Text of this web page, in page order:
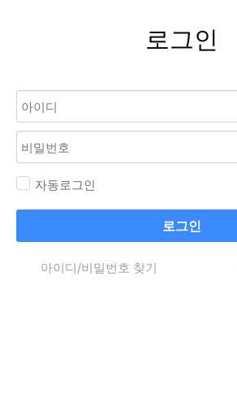
로그인
자동로그인
로그인
아이디/비밀번호 찾기